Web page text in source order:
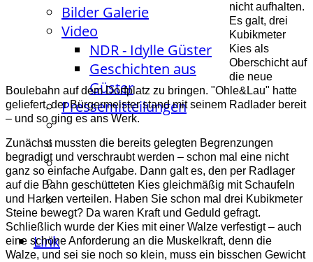
Bilder Galerie
Video
NDR - Idylle Güster
Geschichten aus
Güster
Pressemitteilungen
Link
nicht aufhalten.
Es galt, drei
Kubikmeter
Kies als
Oberschicht auf
die neue
Boulebahn auf dem Dorfplatz zu bringen. "Ohle&Lau" hatte
geliefert, der Bürgermeister stand mit seinem Radlader bereit
– und so ging es ans Werk.
Zunächst mussten die bereits gelegten Begrenzungen
begradigt und verschraubt werden – schon mal eine nicht
ganz so einfache Aufgabe. Dann galt es, den per Radlager
auf die Bahn geschütteten Kies gleichmäßig mit Schaufeln
und Harken verteilen. Haben Sie schon mal drei Kubikmeter
Steine bewegt? Da waren Kraft und Geduld gefragt.
Schließlich wurde der Kies mit einer Walze verfestigt – auch
eine schöne Anforderung an die Muskelkraft, denn die
Walze, und sei sie noch so klein, muss ein bisschen Gewicht